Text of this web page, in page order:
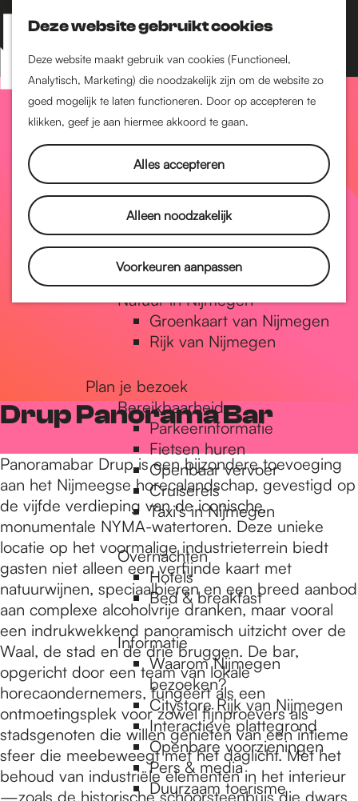
Deze website gebruikt cookies
Deze website maakt gebruik van cookies (Functioneel,
Analytisch, Marketing) die noodzakelijk zijn om de website zo
goed mogelijk te laten functioneren. Door op accepteren te
klikken, geef je aan hiermee akkoord te gaan.
Alles accepteren
Alleen noodzakelijk
Voorkeuren aanpassen
Z
o
e
k
e
K
a
a
r
t
M
e
n
Nijmegen-Nieuw-West
Dukenburg
Lindenholt
Historie
De oudste stad van
Nederland
Historische tijdlijn
Romeinse Limes
Vrede van Nijmegen
Penning
Natuur in Nijmegen
Groenkaart van Nijmegen
Rijk van Nijmegen
Plan je bezoek
Bereikbaarheid
Parkeerinformatie
Fietsen huren
Openbaar vervoer
Cruisereis
Taxi's in Nijmegen
Overnachten
Hotels
Bed & breakfast
Informatie
Waarom Nijmegen
bezoeken?
Citystore Rijk van Nijmegen
Interactieve plattegrond
Openbare voorzieningen
Pers & media
Duurzaam toerisme
Drup Panorama Bar
Panoramabar Drup is een bijzondere toevoeging
aan het Nijmeegse horecalandschap, gevestigd op
de vijfde verdieping van de iconische,
monumentale NYMA-watertoren. Deze unieke
locatie op het voormalige industrieterrein biedt
gasten niet alleen een verfijnde kaart met
natuurwijnen, speciaalbieren en een breed aanbod
aan complexe alcoholvrije dranken, maar vooral
een indrukwekkend panoramisch uitzicht over de
Waal, de stad en de drie bruggen. De bar,
opgericht door een team van lokale
horecaondernemers, fungeert als een
ontmoetingsplek voor zowel fijnproevers als
stadsgenoten die willen genieten van een intieme
sfeer die meebeweegt met het daglicht. Met het
behoud van industriële elementen in het interieur
—zoals de historische schoorsteenbuis die dwars